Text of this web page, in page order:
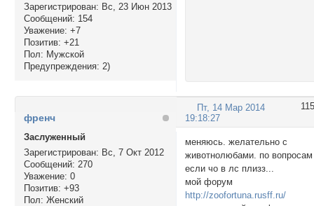
Зарегистрирован: Вс, 23 Июн 2013
Сообщений: 154
Уважение: +7
Позитив: +21
Пол: Мужской
Предупреждения: 2)
115
Пт, 14 Мар 2014
19:18:27
френч
Заслуженный
Зарегистрирован: Вс, 7 Окт 2012
Сообщений: 270
Уважение: 0
Позитив: +93
Пол: Женский
меняюсь. желательно с
животнолюбами. по вопросам
если чо в лс плизз...
мой форум
http://zoofortuna.rusff.ru/